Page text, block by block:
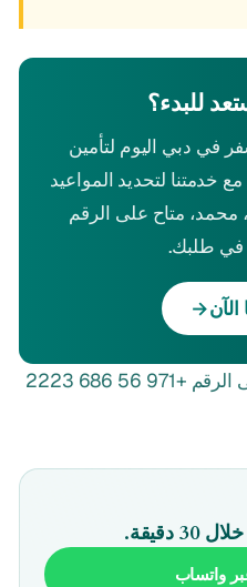
للبدء؟
في دبي اليوم لتأمين
خدمتنا لتحديد المواعيد
محمد، متاح على الرقم
في طلبك.
الآن→
الرقم +971 56 686 2223
واتساب